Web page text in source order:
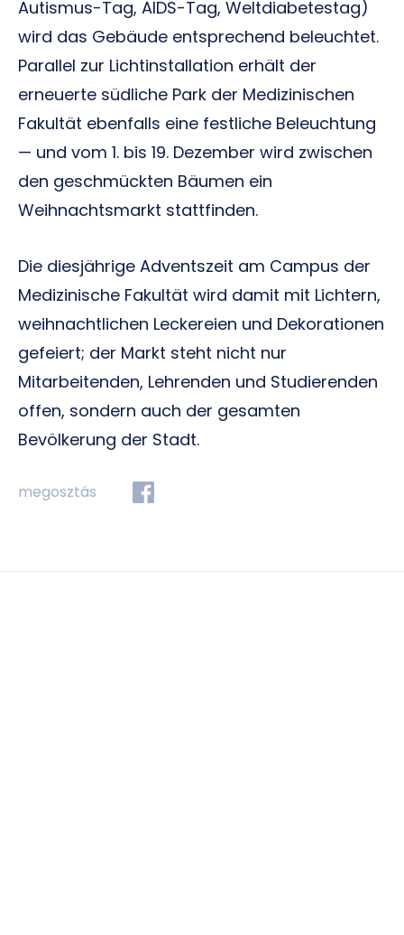
Autismus-Tag, AIDS-Tag, Weltdiabetestag)
wird das Gebäude entsprechend beleuchtet.
Parallel zur Lichtinstallation erhält der
erneuerte südliche Park der Medizinischen
Fakultät ebenfalls eine festliche Beleuchtung
— und vom 1. bis 19. Dezember wird zwischen
den geschmückten Bäumen ein
Weihnachtsmarkt stattfinden.
Die diesjährige Adventszeit am Campus der
Medizinische Fakultät wird damit mit Lichtern,
weihnachtlichen Leckereien und Dekorationen
gefeiert; der Markt steht nicht nur
Mitarbeitenden, Lehrenden und Studierenden
offen, sondern auch der gesamten
Bevölkerung der Stadt.
megosztás